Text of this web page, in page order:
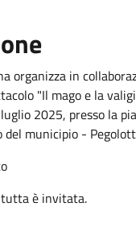
organizza in
"Il mago e la
2025, presso la
del municipio -
è invitata.